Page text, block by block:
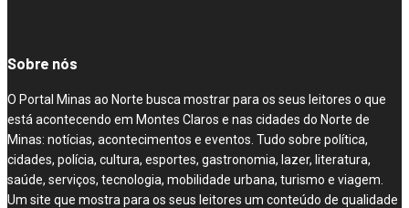
Sobre nós
O Portal Minas ao Norte busca mostrar para os seus leitores o que
está acontecendo em Montes Claros e nas cidades do Norte de
Minas: notícias, acontecimentos e eventos. Tudo sobre política,
cidades, polícia, cultura, esportes, gastronomia, lazer, literatura,
saúde, serviços, tecnologia, mobilidade urbana, turismo e viagem.
Um site que mostra para os seus leitores um conteúdo de qualidade